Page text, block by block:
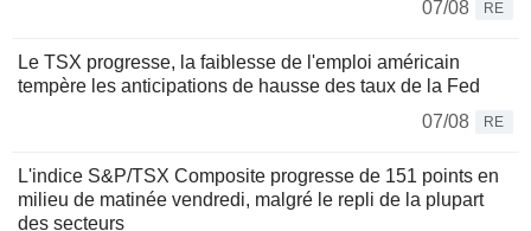
07/08
RE
Le TSX progresse, la faiblesse de l'emploi américain
tempère les anticipations de hausse des taux de la Fed
07/08
RE
L'indice S&P/TSX Composite progresse de 151 points en
milieu de matinée vendredi, malgré le repli de la plupart
des secteurs